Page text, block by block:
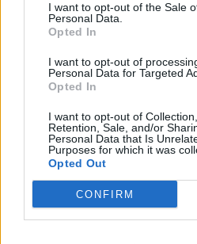
I want to opt-out of the Sale
Personal Data.
Opted In
I want to opt-out of
Personal Data for Targeted
Opted In
I want to opt-out of
Retention, Sale, and/or
Personal Data that Is
Purposes for which it was
Opted Out
CONFIRM
παιδάκια, επειδή είχε
και μου έλεγε: "Τα δικά
τα δίνεις". Όχι, δεν ήταν
Εγώ ήμουν δίπλα της
πανεπιστήμιο, εγώ
Όταν μπήκε στο Εθνικό
τώρα είσαι υπεύθυνη εσύ
ζητάω από σένα. Αυτό
με κάνεις να ντραπώ